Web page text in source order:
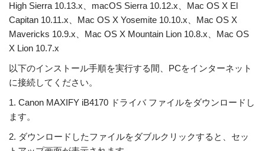
High Sierra 10.13.x、macOS Sierra 10.12.x、Mac OS X El
Capitan 10.11.x、Mac OS X Yosemite 10.10.x、Mac OS X
Mavericks 10.9.x、Mac OS X Mountain Lion 10.8.x、Mac OS
X Lion 10.7.x
以下のインストール手順を実行する間、PCをインターネット
に接続してください。
1. Canon MAXIFY iB4170 ドライバ ファイルをダウンロードし
ます。
2. ダウンロードしたファイルをダブルクリックすると、セッ